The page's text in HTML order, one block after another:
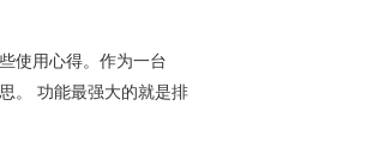
使用心得。作为一台
。 功能最强大的就是排